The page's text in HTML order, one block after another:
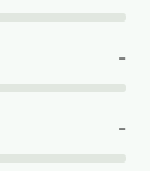
-
-